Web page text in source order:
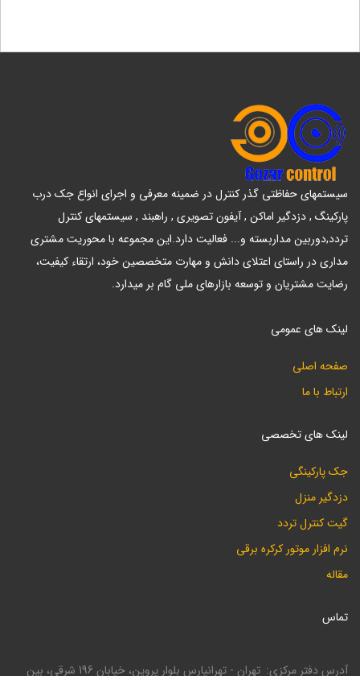
سیستمهای حفاظتی گذر کنترل در ضمینه معرفی و اجرای انواع جک درب
پارکینگ , دزدگیر اماکن , آیفون تصویری , راهبند , سیستمهای کنترل
تردد,دوربین مداربسته و... فعالیت دارد.این مجموعه با محوریت مشتری
مداری در راستای اعتلای دانش و مهارت متخصصین خود، ارتقاء کیفیت،
رضایت مشتریان و توسعه بازارهای ملی گام بر میدارد.
لینک های عمومی
صفحه اصلی
ارتباط با ما
لینک های تخصصی
جک پارکینگی
دزدگیر منزل
گیت کنترل تردد
نرم افزار موتور کرکره برقی
مقاله
تماس
آدرس دفتر مرکزی تهران - تهرانپارس بلوار پروین، خیابان 196 شرقی، بین